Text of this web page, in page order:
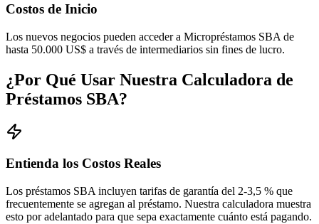
Costos de Inicio
Los nuevos negocios pueden acceder a Micropréstamos SBA de
hasta 50.000 US$ a través de intermediarios sin fines de lucro.
¿Por Qué Usar Nuestra Calculadora de
Préstamos SBA?
Entienda los Costos Reales
Los préstamos SBA incluyen tarifas de garantía del 2-3,5 % que
frecuentemente se agregan al préstamo. Nuestra calculadora muestra
esto por adelantado para que sepa exactamente cuánto está pagando.